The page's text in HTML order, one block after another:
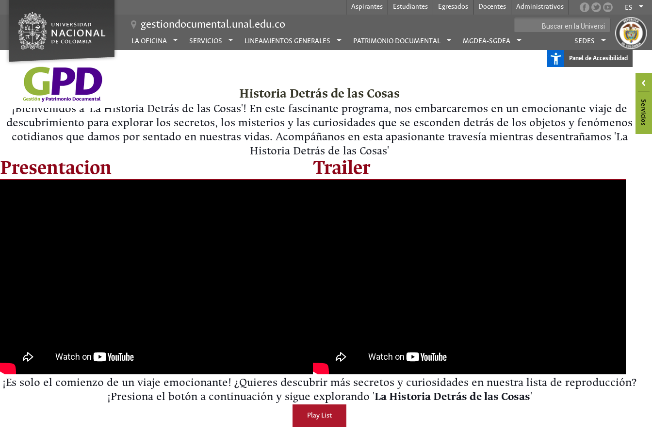
Aspirantes Estudiantes Egresados Docentes Administrativos ES
gestiondocumental.unal.edu.co
LA OFICINA SERVICIOS LINEAMIENTOS GENERALES PATRIMONIO DOCUMENTAL MGDEA-SGDEA SEDES
Panel de Accesibilidad
Historia Detrás de las Cosas
¡Bienvenidos a 'La Historia Detrás de las Cosas'! En este fascinante programa, nos embarcaremos en un emocionante viaje de
descubrimiento para explorar los secretos, los misterios y las curiosidades que se esconden detrás de los objetos y fenómenos
cotidianos que damos por sentado en nuestras vidas. Acompáñanos en esta apasionante travesía mientras desentrañamos 'La
Historia Detrás de las Cosas'
Presentacion Trailer
¡Es solo el comienzo de un viaje emocionante! ¿Quieres descubrir más secretos y curiosidades en nuestra lista de reproducción?
¡Presiona el botón a continuación y sigue explorando 'La Historia Detrás de las Cosas'
Play List